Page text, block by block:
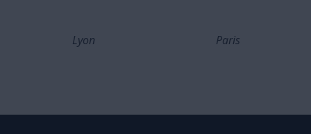
Lyon Paris